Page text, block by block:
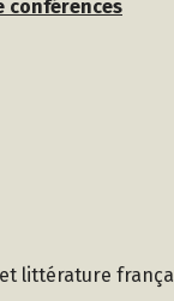
conférences
littérature